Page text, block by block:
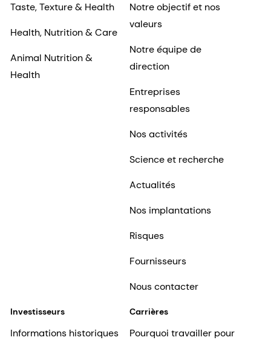
Taste, Texture & Health
Health, Nutrition & Care
Animal Nutrition &
Health
Notre objectif et nos
valeurs
Notre équipe de
direction
Entreprises
responsables
Nos activités
Science et recherche
Actualités
Nos implantations
Risques
Fournisseurs
Nous contacter
Investisseurs
Informations historiques
Carrières
Pourquoi travailler pour